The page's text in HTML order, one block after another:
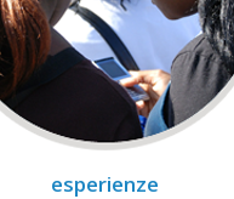
esperienze